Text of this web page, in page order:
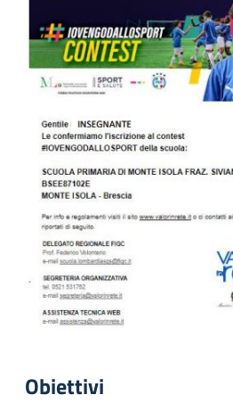
Obiettivi